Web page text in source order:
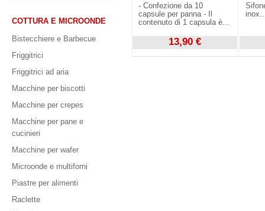
COTTURA E MICROONDE
Bistecchiere e Barbecue
Friggitrici
Friggitrici ad aria
Macchine per biscotti
Macchine per crepes
Macchine per pane e
cucinieri
Macchine per wafer
Microonde e multiforni
Piastre per alimenti
Raclette
- Confezione da 10
capsule per panna - Il
contenuto di 1 capsula è...
13,90 €